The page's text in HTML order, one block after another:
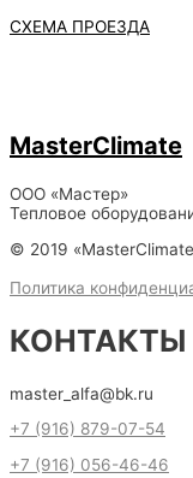
СХЕМА ПРОЕЗДА
MasterClimate
ООО «Мастер»
Тепловое
© 2019
Политика
КОНТАКТЫ
master_alfa@bk.ru
+7 (916) 879-07-54
+7 (916) 056-46-46